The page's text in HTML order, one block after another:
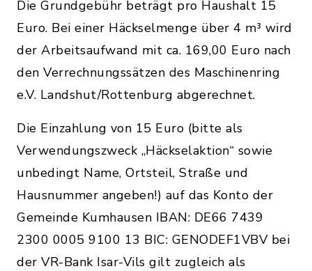
Die Grundgebühr beträgt pro Haushalt 15
Euro. Bei einer Häckselmenge über 4 m³ wird
der Arbeitsaufwand mit ca. 169,00 Euro nach
den Verrechnungssätzen des Maschinenring
e.V. Landshut/Rottenburg abgerechnet.
Die Einzahlung von 15 Euro (bitte als
Verwendungszweck „Häckselaktion“ sowie
unbedingt Name, Ortsteil, Straße und
Hausnummer angeben!) auf das Konto der
Gemeinde Kumhausen IBAN: DE66 7439
2300 0005 9100 13 BIC: GENODEF1VBV bei
der VR-Bank Isar-Vils gilt zugleich als